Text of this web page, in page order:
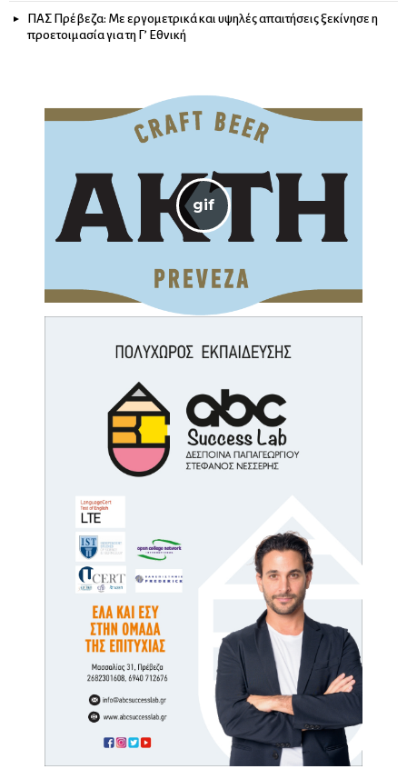
ΠΑΣ Πρέβεζα: Με εργομετρικά και υψηλές απαιτήσεις ξεκίνησε η
προετοιμασία για τη Γ’ Εθνική